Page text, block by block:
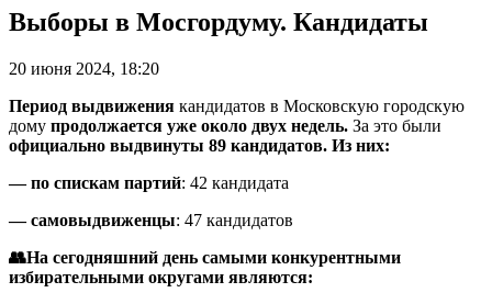
Выборы в Мосгордуму. Кандидаты
20 июня 2024, 18:20
Период выдвижения кандидатов в Московскую городскую
дому продолжается уже около двух недель. За это были
официально выдвинуты 89 кандидатов. Из них:
— по спискам партий: 42 кандидата
— самовыдвиженцы: 47 кандидатов
👥На сегодняшний день самыми конкурентными
избирательными округами являются: